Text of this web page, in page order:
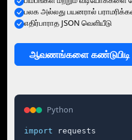
பலக அல்லது பயனரால்
எதிர்பாராத JSON வெளியீடு
ஆவணங்களை கண்டுபிடி
Python
import requests